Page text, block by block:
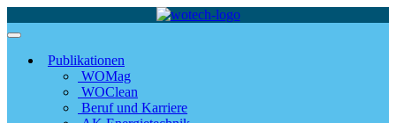
Publikationen
WOMag
WOClean
Beruf und Karriere